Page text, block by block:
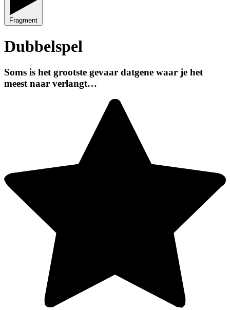
Fragment
Dubbelspel
Soms is het grootste gevaar datgene waar je het
meest naar verlangt…